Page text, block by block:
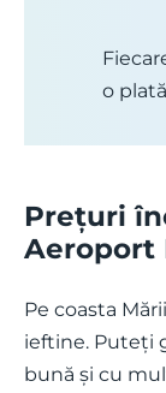
o
Prețuri
Aeroport
Pe coasta
ieftine. Puteți
bună și cu